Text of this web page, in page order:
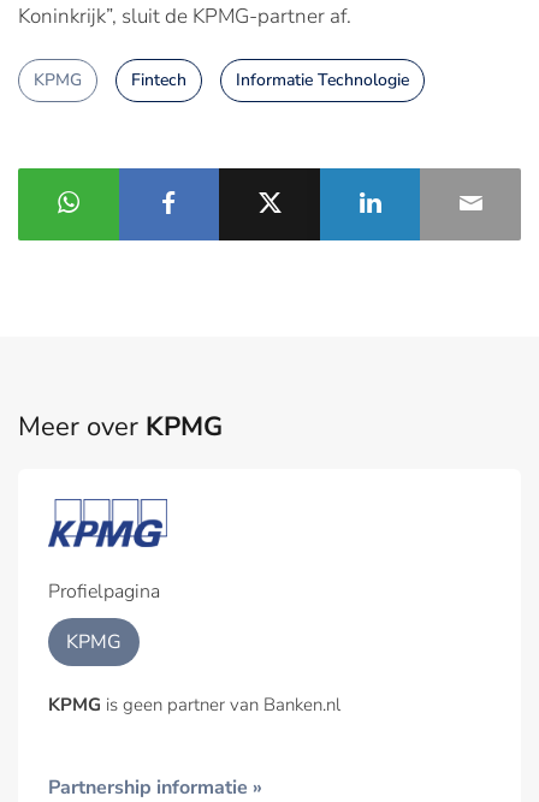
Koninkrijk”, sluit de KPMG-partner af.
KPMG Fintech Informatie Technologie
Meer over KPMG
Profielpagina
KPMG
KPMG is geen partner van Banken.nl
Partnership informatie »